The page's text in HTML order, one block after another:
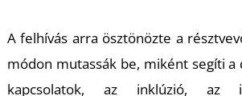
A felhívás arra ösztönözte a
módon mutassák be, miként segíti a
kapcsolatok, az inklúzió, az